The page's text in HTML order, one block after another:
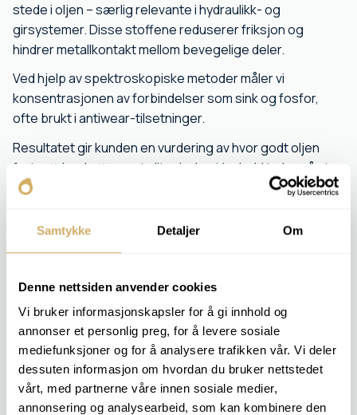
Samtykke Detaljer Om
Denne nettsiden anvender cookies
Vi bruker informasjonskapsler for å gi innhold og
annonser et personlig preg, for å levere sosiale
mediefunksjoner og for å analysere trafikken vår. Vi deler
dessuten informasjon om hvordan du bruker nettstedet
vårt, med partnerne våre innen sosiale medier,
annonsering og analysearbeid, som kan kombinere den
stede i oljen – særlig relevante i hydraulikk- og
girsystemer. Disse stoffene reduserer friksjon og
hindrer metallkontakt mellom bevegelige deler.
Ved hjelp av spektroskopiske metoder måler vi
konsentrasjonen av forbindelser som sink og fosfor,
ofte brukt i antiwear-tilsetninger.
Resultatet gir kunden en vurdering av hvor godt oljen
fortsatt beskytter mot slitasje. Lavt innhold tyder på at
oljen er i ferd med å tape sin beskyttende effekt og bør
ENGINE 1
TRANSFORMER 1
OIL 1
OIL 2
OIL 3
EAL 1